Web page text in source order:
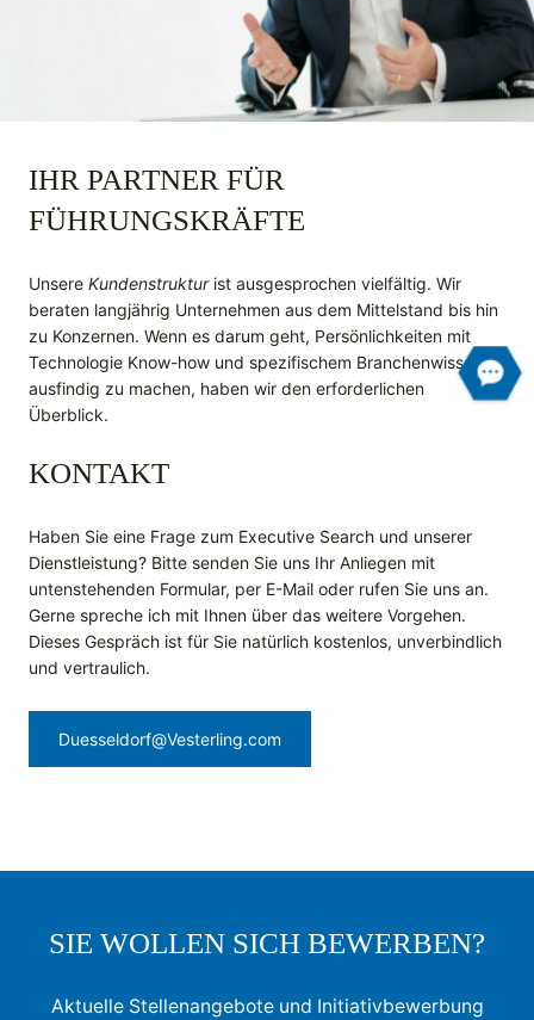
IHR PARTNER FÜR
FÜHRUNGSKRÄFTE
Unsere Kundenstruktur ist ausgesprochen vielfältig. Wir
beraten langjährig Unternehmen aus dem Mittelstand bis hin
zu Konzernen. Wenn es darum geht, Persönlichkeiten mit
Technologie Know-how und spezifischem Branchenwissen
ausfindig zu machen, haben wir den erforderlichen
Überblick.
KONTAKT
Haben Sie eine Frage zum Executive Search und unserer
Dienstleistung? Bitte senden Sie uns Ihr Anliegen mit
untenstehenden Formular, per E-Mail oder rufen Sie uns an.
Gerne spreche ich mit Ihnen über das weitere Vorgehen.
Dieses Gespräch ist für Sie natürlich kostenlos, unverbindlich
und vertraulich.
Duesseldorf@Vesterling.com
SIE WOLLEN SICH BEWERBEN?
Aktuelle Stellenangebote und Initiativbewerbung